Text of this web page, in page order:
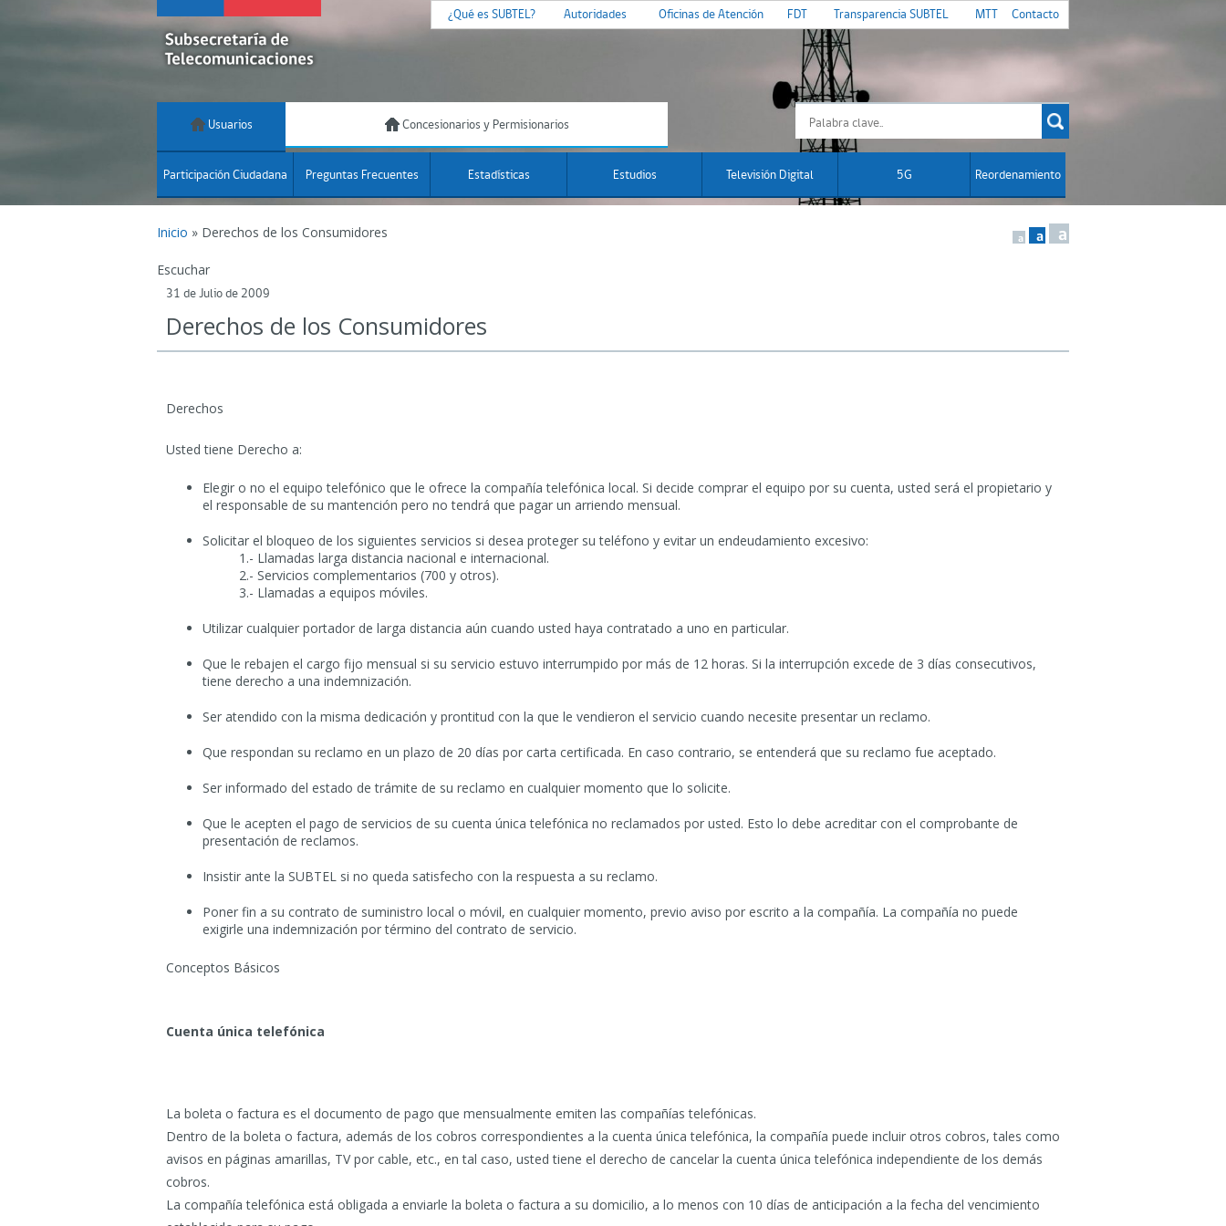
¿Qué es SUBTEL? Autoridades Oficinas de Atención FDT Transparencia SUBTEL MTT Contacto
Usuarios Concesionarios y Permisionarios
Participación Ciudadana Preguntas Frecuentes Estadísticas Estudios Televisión Digital 5G Reordenamiento
Inicio » Derechos de los Consumidores a a a
Escuchar
31 de Julio de 2009
Derechos de los Consumidores
Derechos
Usted tiene Derecho a:
Elegir o no el equipo telefónico que le ofrece la compañía telefónica local. Si decide comprar el equipo por su cuenta, usted será el propietario y
el responsable de su mantención pero no tendrá que pagar un arriendo mensual.
Solicitar el bloqueo de los siguientes servicios si desea proteger su teléfono y evitar un endeudamiento excesivo:
1.- Llamadas larga distancia nacional e internacional.
2.- Servicios complementarios (700 y otros).
3.- Llamadas a equipos móviles.
Utilizar cualquier portador de larga distancia aún cuando usted haya contratado a uno en particular.
Que le rebajen el cargo fijo mensual si su servicio estuvo interrumpido por más de 12 horas. Si la interrupción excede de 3 días consecutivos,
tiene derecho a una indemnización.
Ser atendido con la misma dedicación y prontitud con la que le vendieron el servicio cuando necesite presentar un reclamo.
Que respondan su reclamo en un plazo de 20 días por carta certificada. En caso contrario, se entenderá que su reclamo fue aceptado.
Ser informado del estado de trámite de su reclamo en cualquier momento que lo solicite.
Que le acepten el pago de servicios de su cuenta única telefónica no reclamados por usted. Esto lo debe acreditar con el comprobante de
presentación de reclamos.
Insistir ante la SUBTEL si no queda satisfecho con la respuesta a su reclamo.
Poner fin a su contrato de suministro local o móvil, en cualquier momento, previo aviso por escrito a la compañía. La compañía no puede
exigirle una indemnización por término del contrato de servicio.
Conceptos Básicos
Cuenta única telefónica
La boleta o factura es el documento de pago que mensualmente emiten las compañías telefónicas.
Dentro de la boleta o factura, además de los cobros correspondientes a la cuenta única telefónica, la compañía puede incluir otros cobros, tales como
avisos en páginas amarillas, TV por cable, etc., en tal caso, usted tiene el derecho de cancelar la cuenta única telefónica independiente de los demás
cobros.
La compañía telefónica está obligada a enviarle la boleta o factura a su domicilio, a lo menos con 10 días de anticipación a la fecha del vencimiento